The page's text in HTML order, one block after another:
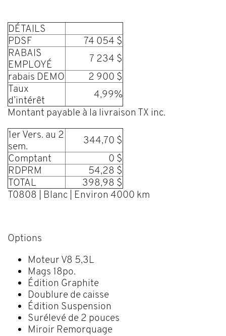
DÉTAILS
PDSF
74 054 $
RABAIS
EMPLOYÉ
7 234 $
rabais DEMO
2 900 $
Taux
d’intérêt
4,99%
Montant payable à la livraison TX inc.
1er Vers. au 2
sem.
344,70 $
Comptant
0 $
RDPRM
54,28 $
TOTAL
398,98 $
T0808 | Blanc | Environ 4000 km
Options
Moteur V8 5,3L
Mags 18po.
Édition Graphite
Doublure de caisse
Édition Suspension
Surélevé de 2 pouces
Miroir Remorquage